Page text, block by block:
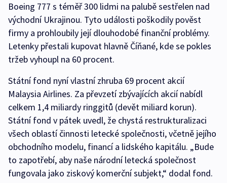
Boeing 777 s téměř 300 lidmi na palubě sestřelen nad
východní Ukrajinou. Tyto události poškodily pověst
firmy a prohloubily její dlouhodobé finanční problémy.
Letenky přestali kupovat hlavně Číňané, kde se pokles
tržeb vyhoupl na 60 procent.
Státní fond nyní vlastní zhruba 69 procent akcií
Malaysia Airlines. Za převzetí zbývajících akcií nabídl
celkem 1,4 miliardy ringgitů (devět miliard korun).
Státní fond v pátek uvedl, že chystá restrukturalizaci
všech oblastí činnosti letecké společnosti, včetně jejího
obchodního modelu, financí a lidského kapitálu. „Bude
to zapotřebí, aby naše národní letecká společnost
fungovala jako ziskový komerční subjekt,“ dodal fond.